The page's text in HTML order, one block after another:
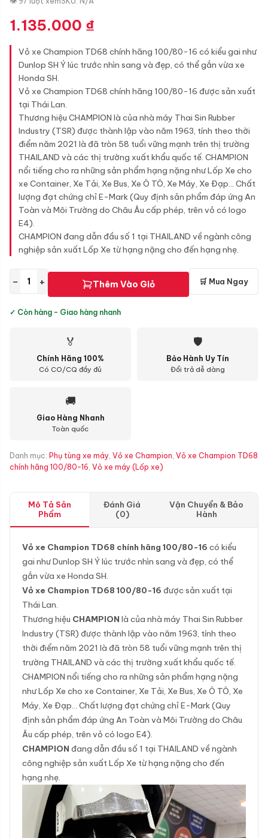
1.135.000 ₫
Vỏ xe Champion TD68 chính hãng 100/80-16 có kiểu gai như
Dunlop SH Ý lúc trước nhìn sang và đẹp, có thể gắn vừa xe
Honda SH.
Vỏ xe Champion TD68 chính hãng 100/80-16 được sản xuất
tại Thái Lan.
Thương hiệu CHAMPION là của nhà máy Thai Sin Rubber
Industry (TSR) được thành lập vào năm 1963, tính theo thời
điểm năm 2021 là đã tròn 58 tuổi vững mạnh trên thị trường
THAILAND và các thị trường xuất khẩu quốc tế. CHAMPION
nổi tiếng cho ra những sản phẩm hạng nặng như Lốp Xe cho
xe Container, Xe Tải, Xe Bus, Xe Ô TÔ, Xe Máy, Xe Đạp... Chất
lượng đạt chứng chỉ E-Mark (Quy định sản phẩm đáp ứng An
Toàn và Môi Trường do Châu Âu cấp phép, trên vỏ có logo
E4).
CHAMPION đang dẫn đầu số 1 tại THAILAND về ngành công
nghiệp sản xuất Lốp Xe từ hạng nặng cho đến hạng nhẹ.
− + Thêm Vào Giỏ 🛒 Mua Ngay
✓ Còn hàng - Giao hàng nhanh
🏅
Chính Hãng 100%
Có CO/CQ đầy đủ
🛡
Bảo Hành Uy Tín
Đổi trả dễ dàng
🚚
Giao Hàng Nhanh
Toàn quốc
Danh mục: Phụ tùng xe máy, Vỏ xe Champion, Vỏ xe Champion TD68
chính hãng 100/80-16, Vỏ xe máy (Lốp xe)
Mô Tả Sản
Phẩm
Đánh Giá
(0)
Vận Chuyển & Bảo
Hành
Vỏ xe Champion TD68 chính hãng 100/80-16 có kiểu
gai như Dunlop SH Ý lúc trước nhìn sang và đẹp, có thể
gắn vừa xe Honda SH.
Vỏ xe Champion TD68 100/80-16 được sản xuất tại
Thái Lan.
Thương hiệu CHAMPION là của nhà máy Thai Sin Rubber
Industry (TSR) được thành lập vào năm 1963, tính theo
thời điểm năm 2021 là đã tròn 58 tuổi vững mạnh trên thị
trường THAILAND và các thị trường xuất khẩu quốc tế.
CHAMPION nổi tiếng cho ra những sản phẩm hạng nặng
như Lốp Xe cho xe Container, Xe Tải, Xe Bus, Xe Ô TÔ, Xe
Máy, Xe Đạp… Chất lượng đạt chứng chỉ E-Mark (Quy
định sản phẩm đáp ứng An Toàn và Môi Trường do Châu
Âu cấp phép, trên vỏ có logo E4).
CHAMPION đang dẫn đầu số 1 tại THAILAND về ngành
công nghiệp sản xuất Lốp Xe từ hạng nặng cho đến
hạng nhẹ.